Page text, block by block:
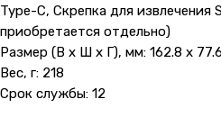
Type-C, Скрепка для извлечения
приобретается отдельно)
Размер (В x Ш x Г), мм: 162.8 x
Вес, г: 218
Срок службы: 12
Блог
@ 2019-2026 imalik.ru |
ИП Соловьев Е. В. ИНН 027320312011